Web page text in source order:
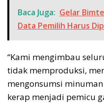
Baca Juga: Gelar
Data Pemilih Harus
“Kami mengimbau
tidak memproduksi,
mengonsumsi
kerap menjadi pemicu